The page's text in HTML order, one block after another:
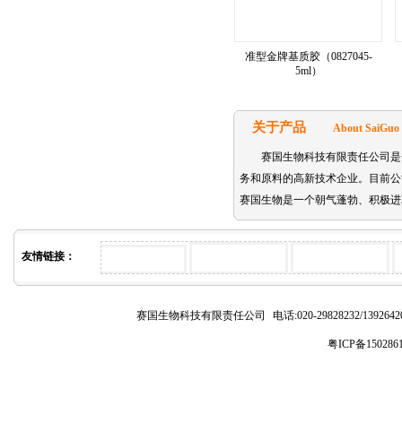
准型金牌基质胶（0827045-
5ml）
关于产品 About SaiGuo
赛国生物科技有限责任公司
务和原料的高新技术企业。目前公
赛国生物是一个朝气蓬勃、积极
友情链接：
赛国生物科技有限责任公司 电话:020-29828232/
粤ICP备